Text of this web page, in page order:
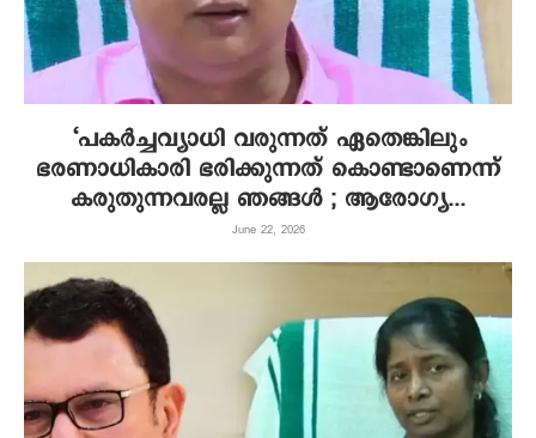
‘പകർച്ചവ്യാധി വരുന്നത് ഏതെങ്കിലും
ഭരണാധികാരി ഭരിക്കുന്നത് കൊണ്ടാണെന്ന്
കരുതുന്നവരല്ല ഞങ്ങൾ ; ആരോഗ്യ...
June 22, 2026